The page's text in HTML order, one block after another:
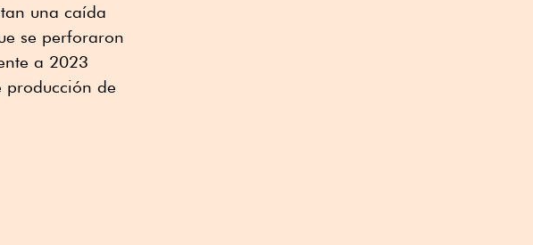
una caída
se perforaron
a 2023
producción de